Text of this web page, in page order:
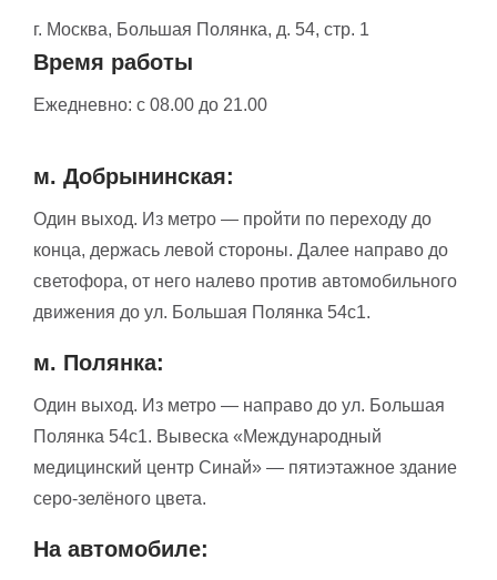
г. Москва, Большая Полянка, д. 54, стр. 1
Время работы
Ежедневно: с 08.00 до 21.00
м. Добрынинская:
Один выход. Из метро — пройти по переходу до
конца, держась левой стороны. Далее направо до
светофора, от него налево против автомобильного
движения до ул. Большая Полянка 54с1.
м. Полянка:
Один выход. Из метро — направо до ул. Большая
Полянка 54с1. Вывеска «Международный
медицинский центр Синай» — пятиэтажное здание
серо-зелёного цвета.
На автомобиле: